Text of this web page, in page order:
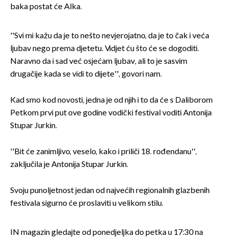
baka postat će Alka.
''Svi mi kažu da je to nešto nevjerojatno, da je to čak i veća
ljubav nego prema djetetu. Vidjet ću što će se dogoditi.
Naravno da i sad već osjećam ljubav, ali to je sasvim
drugačije kada se vidi to dijete'', govori nam.
Kad smo kod novosti, jedna je od njih i to da će s Daliborom
Petkom prvi put ove godine vodički festival voditi Antonija
Stupar Jurkin.
''Bit će zanimljivo, veselo, kako i priliči 18. rođendanu'',
zaključila je Antonija Stupar Jurkin.
Svoju punoljetnost jedan od najvećih regionalnih glazbenih
festivala sigurno će proslaviti u velikom stilu.
IN magazin gledajte od ponedjeljka do petka u 17:30 na